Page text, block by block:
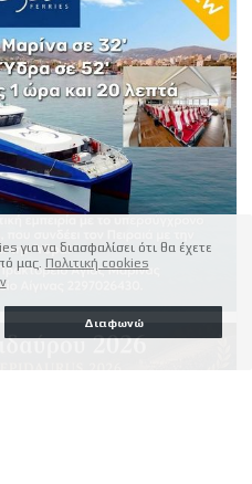
για να διασφαλίσει ότι θα έχετε
μας. Πολιτική cookies
Διαφωνώ